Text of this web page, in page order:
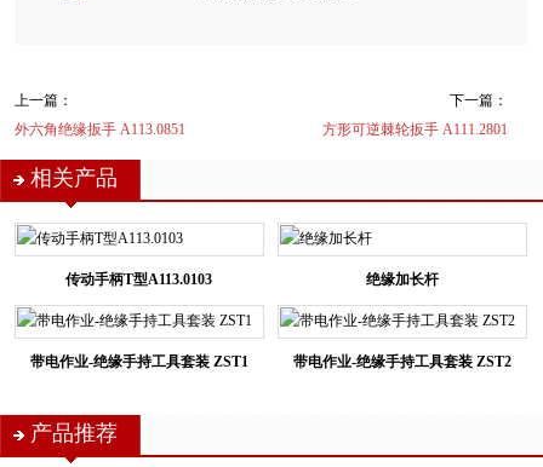
上一篇：
外六角绝缘扳手 A113.0851
下一篇：
方形可逆棘轮扳手 A111.2801
相关产品
传动手柄T型A113.0103 绝缘加长杆
带电作业-绝缘手持工具套装 ZST1 带电作业-绝缘手持工具套装 ZST2
产品推荐